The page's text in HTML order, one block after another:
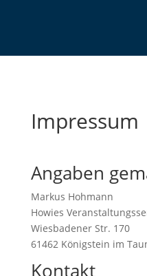
Impressum
Angaben
Markus Hohmann
Howies
Wiesbadener Str. 170
61462 Königstein im
Kontakt